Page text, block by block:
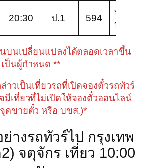
20:30 ป.1 594
บางกอก
บัสไลน์
บนเปลี่ยนแปลงได้ตลอดเวลาขึ้น
ป็นผู้กำหนด **
าวเป็นเที่ยวรถที่เปิดจองตั๋วรถทัวร์
มีเที่ยวที่ไม่เปิดให้จองตั๋วออนไลน์
ดขายตั๋ว หรือ บขส.)*
างรถทัวร์ไป กรุงเทพ
จตุจักร เที่ยว 10:00